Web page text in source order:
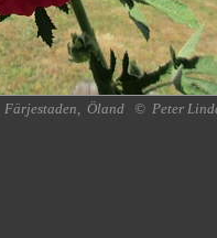
Färjestaden, Öland © Peter